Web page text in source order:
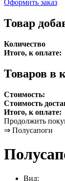
Оформить заказ
Товар
Количество
Итого, к оплате:
Товаров в
Стоимость:
Стоимость
Итого, к оплате:
Продолжить
⇒ Полусапоги
Вид: